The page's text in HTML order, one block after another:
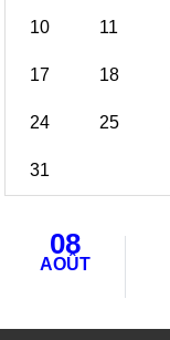
10 11
17 18
24 25
31
08
AOÛT